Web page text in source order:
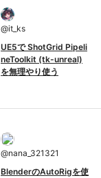
@it_ks
UE5で ShotGrid Pipeli
neToolkit (tk-unreal)
を無理やり使う
@nana_321321
BlenderのAutoRigを使